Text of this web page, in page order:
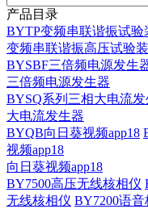
产品目录
BYTP变频串联谐振试验
变频串联谐振高压试验
BYSBF三倍频电源发生
三倍频电源发生器
BYSQ系列三相大电流发
大电流发生器
BYQB向日葵视频app18
视频app18
向日葵视频app18
BY7500高压无线核相仪
无线核相仪 BY7200语音